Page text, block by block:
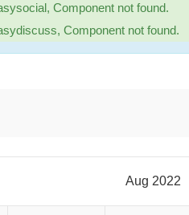
Component not found.
Component not found.
Aug 2022